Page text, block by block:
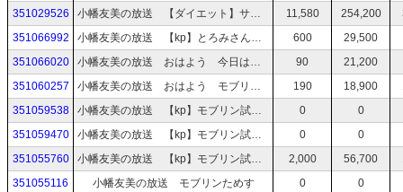
351029526
小幡友美の放送 【ダイエット】サマソニまでに3kg痩せる！筋トレ有酸素運動！ 11,580 254,200
351066992
小幡友美の放送 【kp】とろみさんみかちんちゃんとカラオケ 600
29,500
351066020
小幡友美の放送 おはよう 今日はとろみさんみかちんちゃんと遊ぶよ！ 90
21,200
351060257
小幡友美の放送 おはよう モブリン設定できたかも？ 190 18,900
351059538
小幡友美の放送 【kp】モブリン試しながら軽く飲も〜！ 0
0
351059470
小幡友美の放送 【kp】モブリン試しながら軽く飲も〜！ 0
0
351055760
小幡友美の放送 【kp】モブリン試しながら軽く飲も〜！ 2,000 56,700
351055116
小幡友美の放送 モブリンためす 0
0